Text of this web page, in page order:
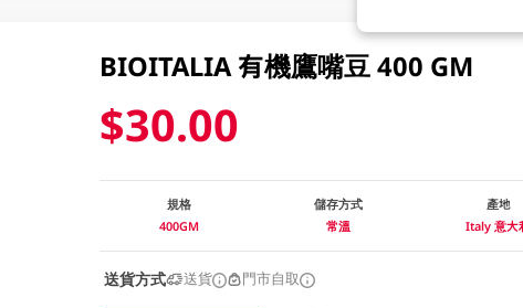
BIOITALIA 有機鷹嘴豆 400 GM
$30.00
規格
400GM
儲存方式
常溫
產地
Italy 意大
送貨方式 送貨 門市自取